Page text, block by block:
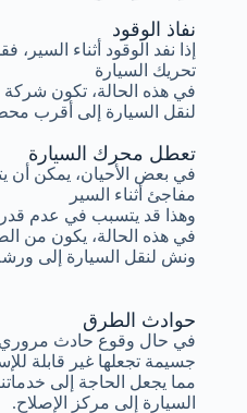
تعطل محرك السيارة
في بعض الأحيان، يمكن
مفاجئ أثناء السير
وهذا قد يتسبب في عدم
في هذه الحالة، يكون من
ونش لنقل السيارة إلى
نفاذ الوقود
إذا نفد الوقود أثناء
تحريك السيارة
في هذه الحالة، تكون شركة
لنقل السيارة إلى أقرب
حوادث الطرق
في حال وقوع حادث
جسيمة تجعلها غير قابلة
مما يجعل الحاجة إلى
السيارة إلى مركز الإصلاح.